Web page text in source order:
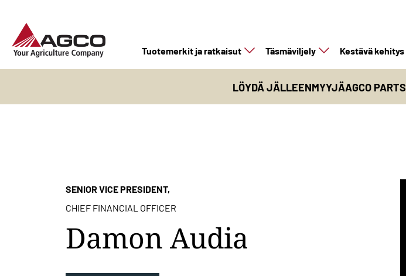
Tuotemerkit ja ratkaisut Täsmäviljely Kestävä kehitys
LÖYDÄ JÄLLEENMYYJÄAGCO PARTS
SENIOR VICE PRESIDENT,
CHIEF FINANCIAL OFFICER
Damon Audia